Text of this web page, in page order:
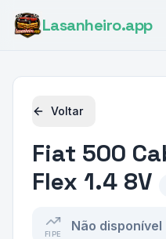
Lasanheiro.app
Voltar
Fiat 500
Flex 1.4 8V
FIPE
Não disponível